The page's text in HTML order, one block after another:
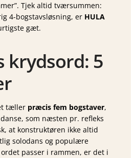
Tjek altid tværsummen:
4-bogstavsløsning, er HULA
gæt.
krydsord: 5
tæller præcis fem bogstaver,
som næsten pr. refleks
at konstruktøren ikke altid
solodans og populære
passer i rammen, er det i